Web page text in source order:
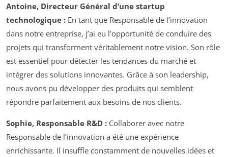
Antoine, Directeur Général d’une startup
technologique : En tant que Responsable de l’innovation
dans notre entreprise, j’ai eu l’opportunité de conduire des
projets qui transforment véritablement notre vision. Son rôle
est essentiel pour détecter les tendances du marché et
intégrer des solutions innovantes. Grâce à son leadership,
nous avons pu développer des produits qui semblent
répondre parfaitement aux besoins de nos clients.
Sophie, Responsable R&D : Collaborer avec notre
Responsable de l’innovation a été une expérience
enrichissante. Il insuffle constamment de nouvelles idées et